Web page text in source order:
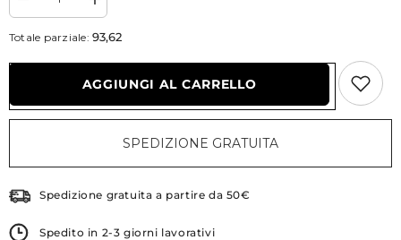
Diminuisci
la
quantità
per
Parfum
Aumenta
la
quantità
per
Million
Parfum
Totale parziale:93,62
AGGIUNGI AL CARRELLO
SPEDIZIONE GRATUITA
Spedizione gratuita a partire da 50€
Spedito in 2-3 giorni lavorativi